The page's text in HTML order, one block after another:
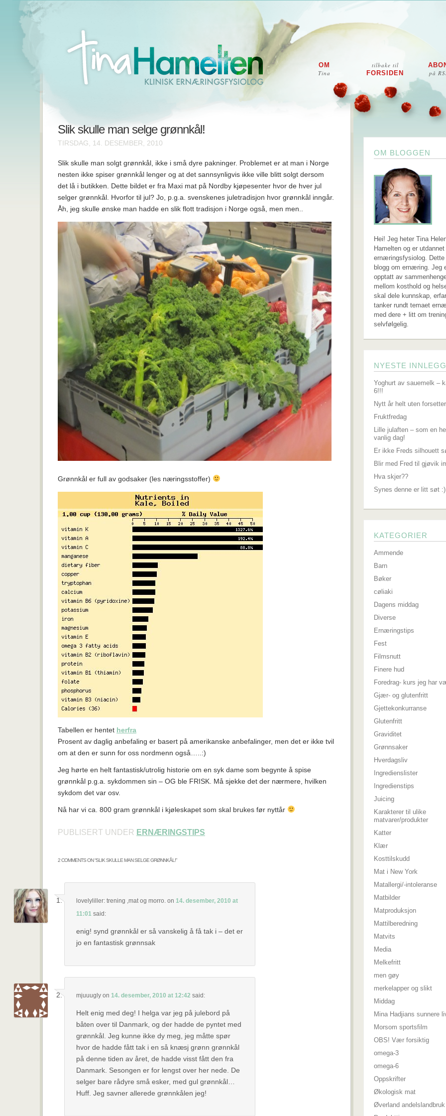
på
tilbake til
FORSIDEN
OM
Tina
Slik skulle man selge grønnkål!
TIRSDAG, 14. DESEMBER, 2010
Slik skulle man solgt grønnkål, ikke i små dyre pakninger. Problemet er at man i Norge
nesten ikke spiser grønnkål lenger og at det sannsynligvis ikke ville blitt solgt dersom
det lå i butikken. Dette bildet er fra Maxi mat på Nordby kjøpesenter hvor de hver jul
selger grønnkål. Hvorfor til jul? Jo, p.g.a. svenskenes juletradisjon hvor grønnkål inngår.
Åh, jeg skulle ønske man hadde en slik flott tradisjon i Norge også, men men..
Grønnkål er full av godsaker (les næringsstoffer)
Tabellen er hentet herfra
Prosent av daglig anbefaling er basert på amerikanske anbefalinger, men det er ikke tvil
om at den er sunn for oss nordmenn også…..:)
Jeg hørte en helt fantastisk/utrolig historie om en syk dame som begynte å spise
grønnkål p.g.a. sykdommen sin – OG ble FRISK. Må sjekke det der nærmere, hvilken
sykdom det var osv.
Nå har vi ca. 800 gram grønnkål i kjøleskapet som skal brukes før nyttår
PUBLISERT UNDER ERNÆRINGSTIPS
2 COMMENTS ON “SLIK SKULLE MAN SELGE GRØNNKÅL!”
lovelyliller: trening ,mat og morro. on 14. desember, 2010 at
11:01 said:
enig! synd grønnkål er så vanskelig å få tak i – det er
jo en fantastisk grønnsak
mjuuuglyon 14. desember, 2010 at 12:42 said:
Helt enig med deg! I helga var jeg på julebord på
båten over til Danmark, og der hadde de pyntet med
grønnkål. Jeg kunne ikke dy meg, jeg måtte spør
hvor de hadde fått tak i en så knæsj grønn grønnkål
på denne tiden av året, de hadde visst fått den fra
Danmark. Sesongen er for lengst over her nede. De
selger bare rådyre små esker, med gul grønnkål…
Huff. Jeg savner allerede grønnkålen jeg!
OM BLOGGEN
Hei! Jeg heter Tina
Hamelten og er
ernæringsfysiolog. Dette
blogg om ernæring. Jeg
opptatt av
mellom kosthold og
skal dele kunnskap,
tanker rundt temaet
med dere + litt om
selvfølgelig.
NYESTE INNLEGG
Yoghurt av sauemelk –
6!!!
Nytt år helt uten forsetter
Fruktfredag
Lille julaften – som en
vanlig dag!
Er ikke Freds silhouett
Blir med Fred til gjøvik
Hva skjer??
Synes denne er litt søt :)
KATEGORIER
Ammende
Barn
Bøker
cøliaki
Dagens middag
Diverse
Ernæringstips
Fest
Filmsnutt
Finere hud
Foredrag- kurs jeg har
Gjær- og glutenfritt
Gjettekonkurranse
Glutenfritt
Graviditet
Grønnsaker
Hverdagsliv
Ingredienslister
Ingredienstips
Juicing
Karakterer til ulike
matvarer/produkter
Katter
Klær
Kosttilskudd
Mat i New York
Matallergi/-intoleranse
Matbilder
Matproduksjon
Mattilberedning
Matvits
Media
Melkefritt
men gøy
merkelapper og slikt
Middag
Mina Hadjians sunnere
Morsom sportsfilm
OBS! Vær forsiktig
omega-3
omega-6
Oppskrifter
Økologisk mat
Øverland andelslandbruk